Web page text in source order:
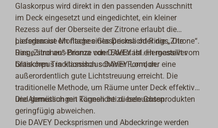
Glaskorpus wird direkt in den passenden Ausschnitt
im Deck eingesetzt und eingedichtet, ein kleiner
Rezess auf der Oberseite der Zitrone erlaubt die
passgenaue Montage eines Deckslicht-Rings. Die
Ringe sind aus Bronze oder Edelstahl. Hergestellt vom
britischen Traditionshaus DAVEY London.
Lieferbar ist ein flaches Glasprisma oder die „Zitrone“.
Das „Zitronen“-Prisma von DAVEY ist ein massiver
Glaskorpus in klassisch schöner Form, der eine
außerordentlich gute Lichtstreuung erreicht. Die
traditionelle Methode, um Räume unter Deck effektiv
und gemütlich mit Tageslicht zu beleuchten.
Die Abmessungen können bei diesen Gussprodukten
geringfügig abweichen.
Die DAVEY Decksprismen und Abdeckringe werden